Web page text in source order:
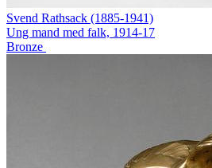
Svend Rathsack (1885-1941)
Ung mand med falk, 1914-17
Bronze